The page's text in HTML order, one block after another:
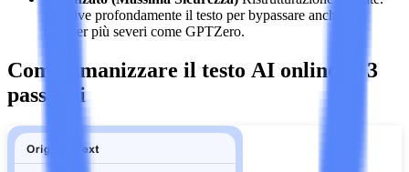
Riscrive profondamente il testo per bypassare anche gli
scanner più severi come GPTZero.
Come umanizzare il testo AI online in 3
passaggi